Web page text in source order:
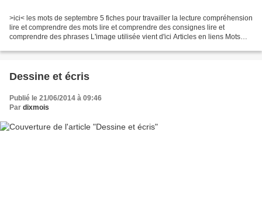
>ici< les mots de septembre 5 fiches pour travailler la lecture compréhension
lire et comprendre des mots lire et comprendre des consignes lire et
comprendre des phrases L'image utilisée vient d'ici Articles en liens Mots
Dessine et écris
Publié le 21/06/2014 à 09:46
Par dixmois